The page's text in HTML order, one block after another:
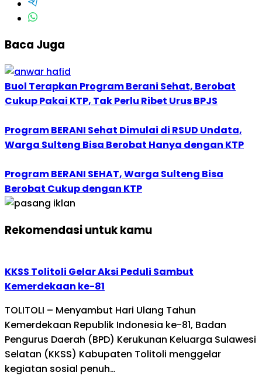
Baca Juga
Buol Terapkan Program Berani Sehat, Berobat
Cukup Pakai KTP, Tak Perlu Ribet Urus BPJS
Program BERANI Sehat Dimulai di RSUD Undata,
Warga Sulteng Bisa Berobat Hanya dengan KTP
Program BERANI SEHAT, Warga Sulteng Bisa
Berobat Cukup dengan KTP
Rekomendasi untuk kamu
KKSS Tolitoli Gelar Aksi Peduli Sambut
Kemerdekaan ke-81
TOLITOLI – Menyambut Hari Ulang Tahun
Kemerdekaan Republik Indonesia ke-81, Badan
Pengurus Daerah (BPD) Kerukunan Keluarga Sulawesi
Selatan (KKSS) Kabupaten Tolitoli menggelar
kegiatan sosial penuh…